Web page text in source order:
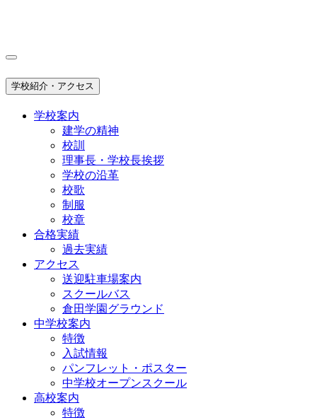
学校紹介・アクセス
学校案内
建学の精神
校訓
理事長・学校長挨拶
学校の沿革
校歌
制服
校章
合格実績
過去実績
アクセス
送迎駐車場案内
スクールバス
倉田学園グラウンド
中学校案内
特徴
入試情報
パンフレット・ポスター
中学校オープンスクール
高校案内
特徴